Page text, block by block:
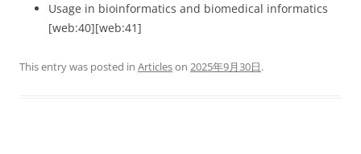
Usage in bioinformatics and biomedical informatics
[web:40][web:41]
This entry was posted in Articleson 2025年9月30日.